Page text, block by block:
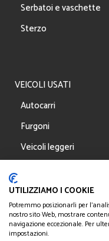
Serbatoi e vaschette
Sterzo
VEICOLI USATI
Autocarri
Furgoni
Veicoli leggeri
Allestimenti
UTILIZZIAMO I COOKIE
Potremmo posizionarli per
nostro sito Web, mostrare
navigazione eccezionale. Per
impostazioni.